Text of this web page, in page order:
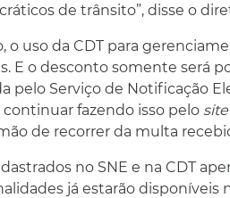
de trânsito”, disse o
o uso da CDT para
E o desconto somente será
pelo Serviço de Notificação
fazendo isso pelo site
de recorrer da multa
no SNE e na CDT
já estarão disponíveis